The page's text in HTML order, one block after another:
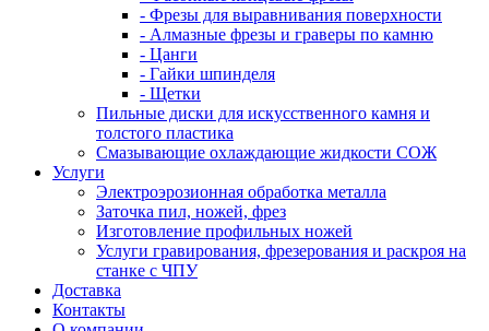
- Фрезы для выравнивания поверхности
- Алмазные фрезы и граверы по камню
- Цанги
- Гайки шпинделя
- Щетки
Пильные диски для искусственного камня и
толстого пластика
Смазывающие охлаждающие жидкости СОЖ
Услуги
Электроэрозионная обработка металла
Заточка пил, ножей, фрез
Изготовление профильных ножей
Услуги гравирования, фрезерования и раскроя на
станке с ЧПУ
Доставка
Контакты